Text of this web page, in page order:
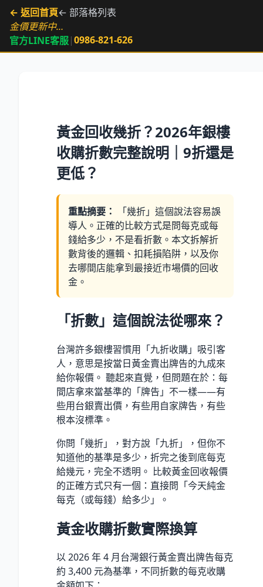
← 返回首頁← 部落格列表
金價更新中…
官方LINE客服|0986-821-626
黃金回收幾折？2026年銀樓
收購折數完整說明｜9折還是
更低？
重點摘要：
「幾折」這個說法容易誤
導人。正確的比較方式是問每克或每
錢給多少，不是看折數。本文拆解折
數背後的邏輯、扣耗損陷阱，以及你
去哪間店能拿到最接近市場價的回收
金。
「折數」這個說法從哪來？
台灣許多銀樓習慣用「九折收購」吸引客
人，意思是按當日黃金賣出牌告的九成來
給你報價。 聽起來直覺，但問題在於：每
間店拿來當基準的「牌告」不一樣——有
些用台銀賣出價，有些用自家牌告，有些
根本沒標準。
你問「幾折」，對方說「九折」，但你不
知道他的基準是多少，折完之後到底每克
給幾元，完全不透明。 比較黃金回收報價
的正確方式只有一個：直接問「今天純金
每克（或每錢）給多少」。
黃金收購折數實際換算
以 2026 年 4 月台灣銀行黃金賣出牌告每克
約 3,400 元為基準，不同折數的每克收購